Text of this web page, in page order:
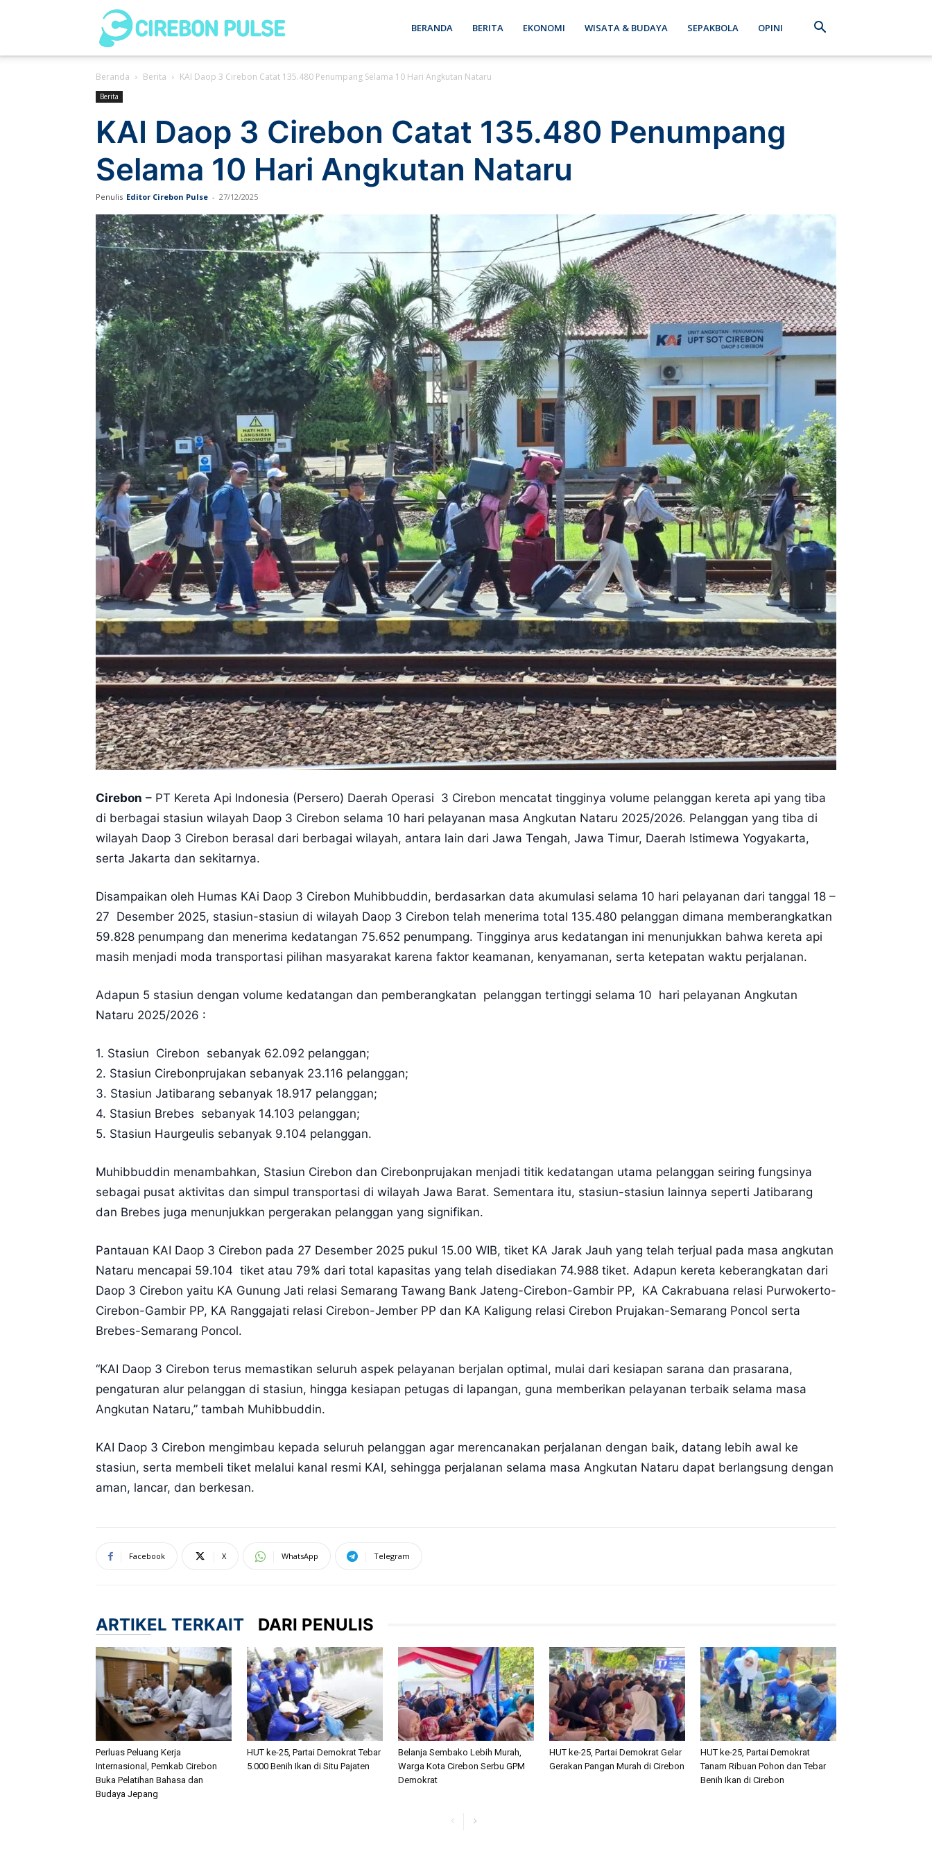
Pulse
BERANDA BERITA EKONOMI WISATA & BUDAYA SEPAKBOLA OPINI
Beranda Berita KAI Daop 3 Cirebon Catat 135.480 Penumpang Selama 10 Hari Angkutan Nataru
Berita
KAI Daop 3 Cirebon Catat 135.480 Penumpang
Selama 10 Hari Angkutan Nataru
Penulis Editor Cirebon Pulse - 27/12/2025
Cirebon – PT Kereta Api Indonesia (Persero) Daerah Operasi 3 Cirebon mencatat tingginya volume pelanggan kereta api yang tiba
di berbagai stasiun wilayah Daop 3 Cirebon selama 10 hari pelayanan masa Angkutan Nataru 2025/2026. Pelanggan yang tiba di
wilayah Daop 3 Cirebon berasal dari berbagai wilayah, antara lain dari Jawa Tengah, Jawa Timur, Daerah Istimewa Yogyakarta,
serta Jakarta dan sekitarnya.
Disampaikan oleh Humas KAi Daop 3 Cirebon Muhibbuddin, berdasarkan data akumulasi selama 10 hari pelayanan dari tanggal 18 –
27 Desember 2025, stasiun-stasiun di wilayah Daop 3 Cirebon telah menerima total 135.480 pelanggan dimana memberangkatkan
59.828 penumpang dan menerima kedatangan 75.652 penumpang. Tingginya arus kedatangan ini menunjukkan bahwa kereta api
masih menjadi moda transportasi pilihan masyarakat karena faktor keamanan, kenyamanan, serta ketepatan waktu perjalanan.
Adapun 5 stasiun dengan volume kedatangan dan pemberangkatan pelanggan tertinggi selama 10 hari pelayanan Angkutan
Nataru 2025/2026 :
1. Stasiun Cirebon sebanyak 62.092 pelanggan;
2. Stasiun Cirebonprujakan sebanyak 23.116 pelanggan;
3. Stasiun Jatibarang sebanyak 18.917 pelanggan;
4. Stasiun Brebes sebanyak 14.103 pelanggan;
5. Stasiun Haurgeulis sebanyak 9.104 pelanggan.
Muhibbuddin menambahkan, Stasiun Cirebon dan Cirebonprujakan menjadi titik kedatangan utama pelanggan seiring fungsinya
sebagai pusat aktivitas dan simpul transportasi di wilayah Jawa Barat. Sementara itu, stasiun-stasiun lainnya seperti Jatibarang
dan Brebes juga menunjukkan pergerakan pelanggan yang signifikan.
Pantauan KAI Daop 3 Cirebon pada 27 Desember 2025 pukul 15.00 WIB, tiket KA Jarak Jauh yang telah terjual pada masa angkutan
Nataru mencapai 59.104 tiket atau 79% dari total kapasitas yang telah disediakan 74.988 tiket. Adapun kereta keberangkatan dari
Daop 3 Cirebon yaitu KA Gunung Jati relasi Semarang Tawang Bank Jateng-Cirebon-Gambir PP, KA Cakrabuana relasi Purwokerto-
Cirebon-Gambir PP, KA Ranggajati relasi Cirebon-Jember PP dan KA Kaligung relasi Cirebon Prujakan-Semarang Poncol serta
Brebes-Semarang Poncol.
“KAI Daop 3 Cirebon terus memastikan seluruh aspek pelayanan berjalan optimal, mulai dari kesiapan sarana dan prasarana,
pengaturan alur pelanggan di stasiun, hingga kesiapan petugas di lapangan, guna memberikan pelayanan terbaik selama masa
Angkutan Nataru,” tambah Muhibbuddin.
KAI Daop 3 Cirebon mengimbau kepada seluruh pelanggan agar merencanakan perjalanan dengan baik, datang lebih awal ke
stasiun, serta membeli tiket melalui kanal resmi KAI, sehingga perjalanan selama masa Angkutan Nataru dapat berlangsung dengan
aman, lancar, dan berkesan.
Facebook X WhatsApp Telegram
ARTIKEL TERKAIT DARI PENULIS
Perluas Peluang Kerja
Internasional, Pemkab Cirebon
Buka Pelatihan Bahasa dan
Budaya Jepang
HUT ke-25, Partai Demokrat Tebar
5.000 Benih Ikan di Situ Pajaten
Belanja Sembako Lebih Murah,
Warga Kota Cirebon Serbu GPM
Demokrat
HUT ke-25, Partai Demokrat Gelar
Gerakan Pangan Murah di Cirebon
HUT ke-25, Partai Demokrat
Tanam Ribuan Pohon dan Tebar
Benih Ikan di Cirebon